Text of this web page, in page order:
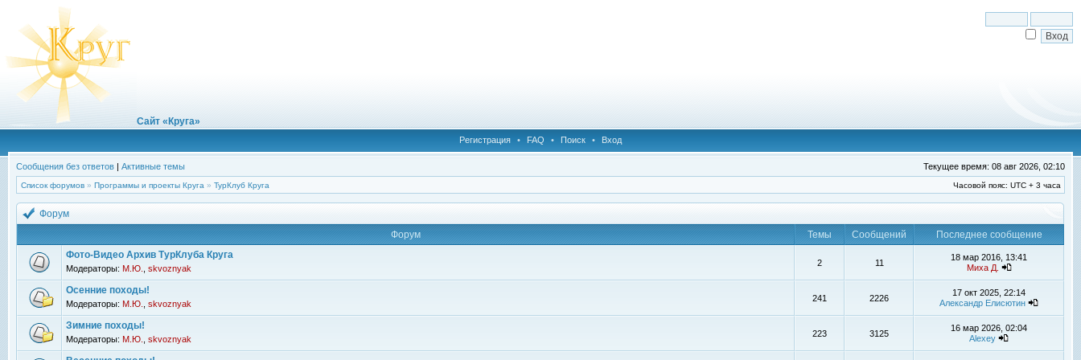
Сайт «Круга»
Регистрация • FAQ • Поиск • Вход
Сообщения без ответов | Активные темы Текущее время: 08 авг 2026, 02:10
Список форумов » Программы и проекты Круга » ТурКлуб Круга Часовой пояс: UTC + 3 часа
Форум
Форум
Темы Сообщений
Последнее сообщение
Фото-Видео Архив ТурКлуба Круга
Модераторы: М.Ю. skvoznyak
2 11
18 мар 2016, 13:41
Миха Д.
Осенние походы!
Модераторы: М.Ю. skvoznyak
241 2226
17 окт 2025, 22:14
Александр Елисютин
Зимние походы!
Модераторы: М.Ю. skvoznyak
223 3125
16 мар 2026, 02:04
Alexey